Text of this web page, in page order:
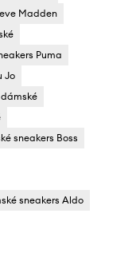
Madden
Puma
Jo
sneakers Boss
sneakers Aldo